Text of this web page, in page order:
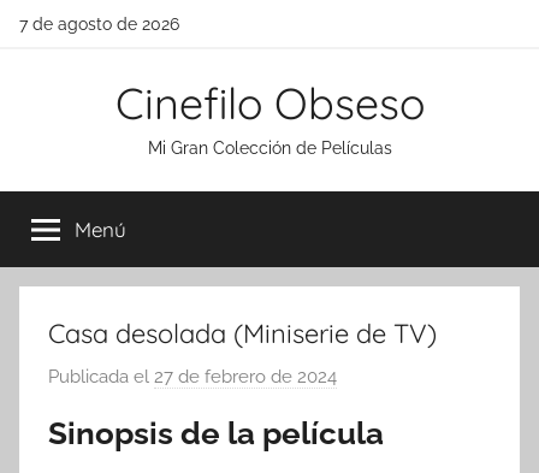
Saltar
7 de agosto de 2026
Cinefilo Obseso
Mi Gran Colección de Películas
Menú
Casa desolada (Miniserie de TV)
Publicada el 27 de febrero de 2024
r
Sinopsis de la película